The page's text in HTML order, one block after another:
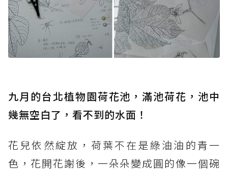
九月的台北植物園荷花池，滿池荷花，池中
幾無空白了，看不到的水面！
花兒依然綻放，荷葉不在是綠油油的青一
色，花開花謝後，一朵朵變成圓的像一個碗